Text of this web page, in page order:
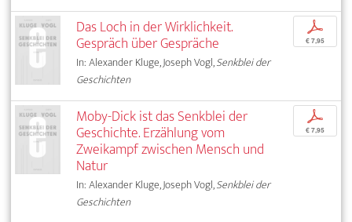
Das Loch in der Wirklichkeit.
Gespräch über Gespräche
In: Alexander Kluge, Joseph Vogl,Senkblei der
Geschichten
p
€ 7,95
Moby-Dick ist das Senkblei der
Geschichte. Erzählung vom
Zweikampf zwischen Mensch und
Natur
In: Alexander Kluge, Joseph Vogl,Senkblei der
Geschichten
p
€ 7,95